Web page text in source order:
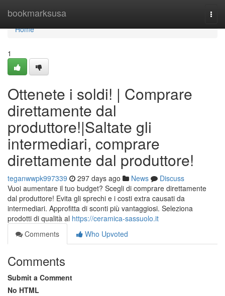
bookmarksusa
Home
Home
1
Ottenete i soldi! | Comprare
direttamente dal
produttore!|Saltate gli
intermediari, comprare
direttamente dal produttore!
teganwwpk997339 297 days ago News
Discuss
Vuoi aumentare il tuo budget? Scegli di comprare direttamente
dal produttore! Evita gli sprechi e i costi extra causati da
intermediari. Approfitta di sconti più vantaggiosi. Seleziona
prodotti di qualità al https://ceramica-sassuolo.it
Comments
Who Upvoted
Comments
Submit a Comment
No HTML